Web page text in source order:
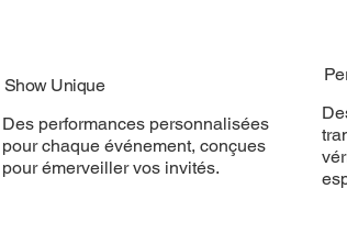
Show Unique
Des performances personnalisées
pour chaque événement, conçues
pour émerveiller vos invités.